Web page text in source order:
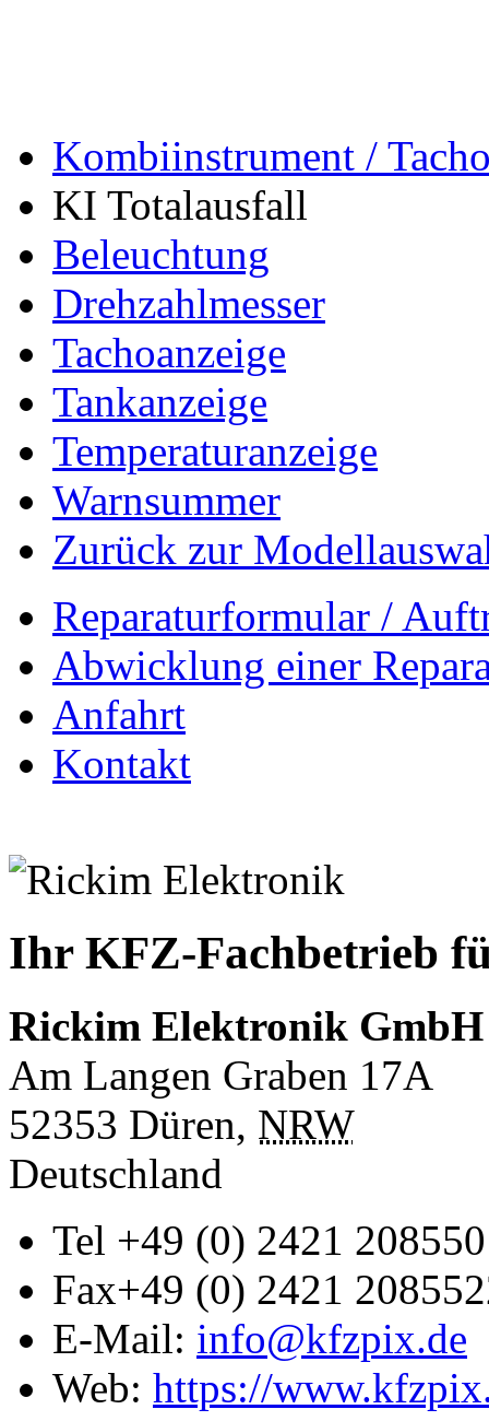
Kombiinstrument /
KI Totalausfall
Beleuchtung
Drehzahlmesser
Tachoanzeige
Tankanzeige
Temperaturanzeige
Warnsummer
Zurück zur
Reparaturformular /
Abwicklung einer
Anfahrt
Kontakt
Ihr KFZ-Fachbetrieb
Rickim Elektronik GmbH
Am Langen Graben 17A
52353 Düren, NRW
Deutschland
Tel +49 (0) 2421 208550
Fax+49 (0) 2421
E-Mail: info@kfzpix.de
Web: https://